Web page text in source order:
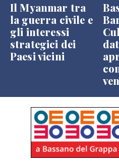
Il Myanmar tra
la guerra civile e
gli interessi
strategici dei
Paesi vicini